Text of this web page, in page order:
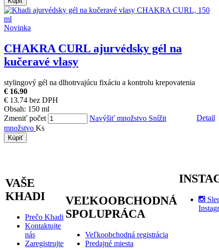
Novinka
CHAKRA CURL ajurvédsky gél na
kučeravé vlasy
stylingový gél na dlhotrvajúcu fixáciu a kontrolu krepovatenia
€ 16.90
€ 13.74 bez DPH
Obsah: 150 ml
Detail
Zmeniť počet Navýšiť množstvo Snížit
množstvo Ks
Kúpiť
VAŠE
KHADI
Prečo Khadi
Kontaktujte
nás
Zaregistrujte
VEĽKOOBCHODNÁ
SPOLUPRÁCA
Veľkoobchodná registrácia
Predajné miesta